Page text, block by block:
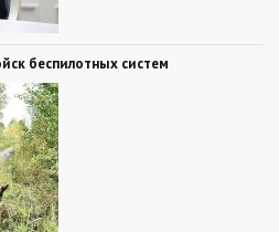
беспилотных систем